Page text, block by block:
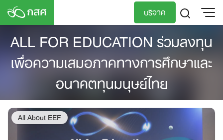
Skip
บริจาค
TH
EN
ALL FOR EDUCATION ร่วมลงทุน
เพื่อความเสมอภาคทางการศึกษาและ
อนาคตทุนมนุษย์ไทย
All About EEF